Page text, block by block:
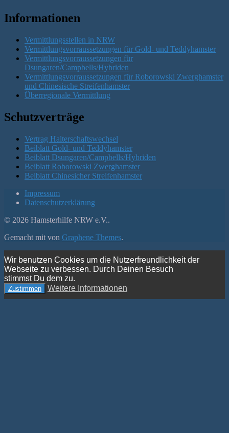
Informationen
Vermittlungsstellen in NRW
Vermittlungsvorraussetzungen für Gold- und Teddyhamster
Vermittlungsvorraussetzungen für
Dsungaren/Campbells/Hybriden
Vermittlungsvorraussetzungen für Roborowski Zwerghamster
und Chinesische Streifenhamster
Überregionale Vermittlung
Schutzverträge
Vertrag Halterschaftswechsel
Beiblatt Gold- und Teddyhamster
Beiblatt Dsungaren/Campbells/Hybriden
Beiblatt Roborowski Zwerghamster
Beiblatt Chinesicher Streifenhamster
Impressum
Datenschutzerklärung
© 2026 Hamsterhilfe NRW e.V..
Gemacht mit von Graphene Themes.
Wir benutzen Cookies um die Nutzerfreundlichkeit der
Webseite zu verbessen. Durch Deinen Besuch
stimmst Du dem zu.
Zustimmen Weitere Informationen